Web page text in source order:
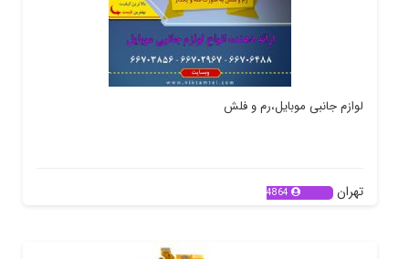
لوازم جانبی موبایل،رم و فلش
تهران 4864